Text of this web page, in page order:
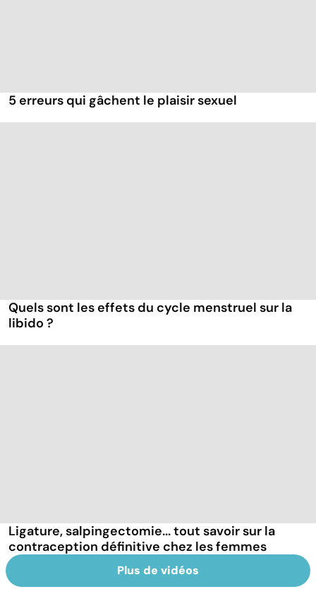
5 erreurs qui gâchent le plaisir sexuel
Quels sont les effets du cycle menstruel sur la
libido ?
Ligature, salpingectomie... tout savoir sur la
contraception définitive chez les femmes
Plus de vidéos